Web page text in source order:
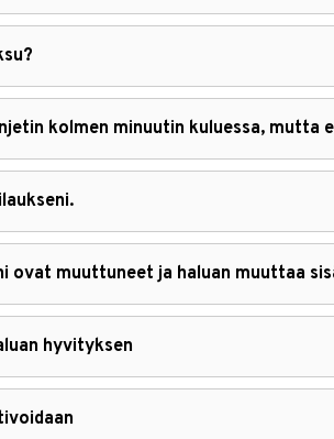
kolmen minuutin kuluessa, mutta
ovat muuttuneet ja haluan muuttaa
hyvityksen